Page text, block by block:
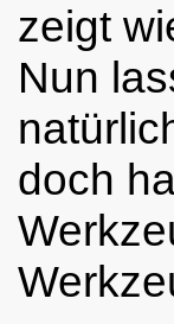
zeigt
Nun
doch